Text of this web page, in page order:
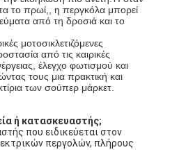
το πρωί,, η περγκόλα μπορεί
από τη δροσιά και το
μοτοσικλετιζόμενες
από τις καιρικές
έλεγχο φωτισμού και
τους μια πρακτική και
των σούπερ μάρκετ.
ή κατασκευαστής;
που ειδικεύεται στον
περγολών, πλήρους